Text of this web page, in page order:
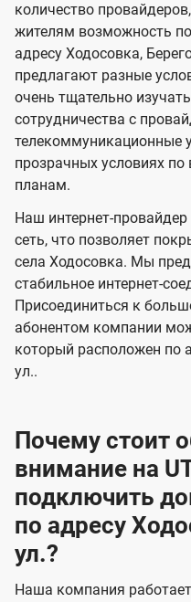
U
t
e
l
s
е
л
е
в
и
д
е
н
и
я
количество
жителям возможность
адресу Ходосовка,
предлагают разные
очень тщательно
сотрудничества с
телекоммуникационные
прозрачных условиях
планам.
Наш интернет-
сеть, что позволяет
села Ходосовка. Мы
стабильное интернет-
Присоединиться к
абонентом компании
который расположен по
ул..
Почему стоит
внимание на
подключить
по адресу
ул.?
Наша компания